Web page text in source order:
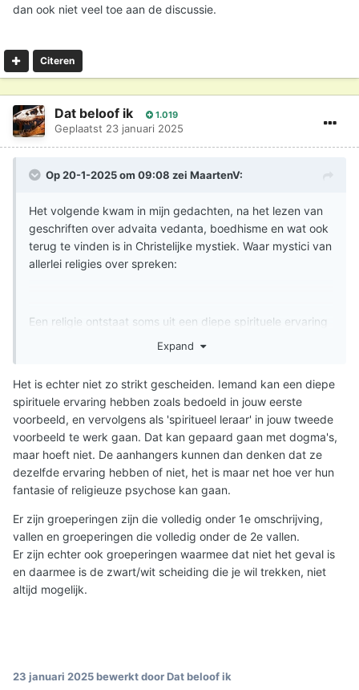
dan ook niet veel toe aan de discussie.
Citeren
Dat beloof ik 1.019
Geplaatst 23 januari 2025
Op 20-1-2025 om 09:08 zei MaartenV:
Het volgende kwam in mijn gedachten, na het lezen van
geschriften over advaita vedanta, boedhisme en wat ook
terug te vinden is in Christelijke mystiek. Waar mystici van
allerlei religies over spreken:
Een religie ontstaat soms uit een diepe spirituele ervaring
met een ego-interpretatie achteraf van die ervaring en
heeft gelovigen en volgers die deze spirituele ervaring
Een spirituele leraar daarentegen zet zoekenden zelf aan
tot hun eigen spirituele ervaring via spirituele praktijken
die de beoefenaar leiden tot de Godservaring.
Zoals yoga, meditatie, ademwerk, mantra's herhalen,
chanting, psychedelica, sensorische deprivatie, diep in
Griekse grotten, trance dancing zoals de dancing
dervishes, rituele dansen met ritmische muziek zoals
Indianen doen, enzovoort.
Het eerste is dogma, het tweede is het ego leren loslaten
via die technieken die inwerken op de hersenen via
dogma's of priesters of een hiërarchie.
Expand
Het is echter niet zo strikt gescheiden. Iemand kan een diepe
spirituele ervaring hebben zoals bedoeld in jouw eerste
voorbeeld, en vervolgens als 'spiritueel leraar' in jouw tweede
voorbeeld te werk gaan. Dat kan gepaard gaan met dogma's,
maar hoeft niet. De aanhangers kunnen dan denken dat ze
dezelfde ervaring hebben of niet, het is maar net hoe ver hun
fantasie of religieuze psychose kan gaan.
Er zijn groeperingen zijn die volledig onder 1e omschrijving,
vallen en groeperingen die volledig onder de 2e vallen.
Er zijn echter ook groeperingen waarmee dat niet het geval is
en daarmee is de zwart/wit scheiding die je wil trekken, niet
altijd mogelijk.
23 januari 2025bewerkt door Dat beloof ik